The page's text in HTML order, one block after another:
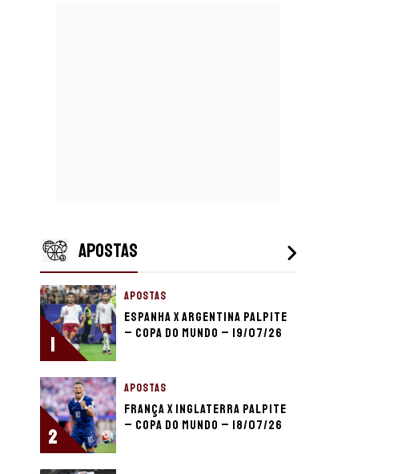
APOSTAS
1
APOSTAS
Espanha x Argentina palpite
– Copa do Mundo – 19/07/26
2
APOSTAS
França x Inglaterra palpite
– Copa do Mundo – 18/07/26